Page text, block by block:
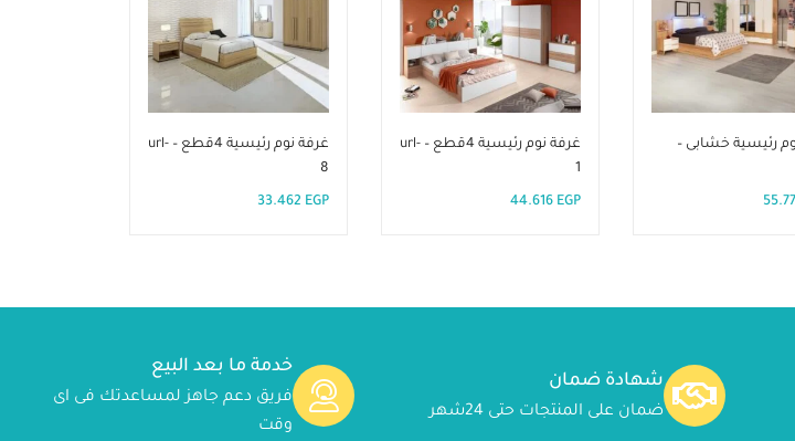
رئيسية خشابى –
غرفة نوم رئيسية 4قطع – url-
1
44.616 EGP
غرفة نوم رئيسية 4قطع – url-
8
33.462 EGP
شهادة ضمان
ضمان على المنتجات حتى 24شهر
خدمة ما بعد البيع
فريق دعم جاهز لمساعدتك فى اى
وقت